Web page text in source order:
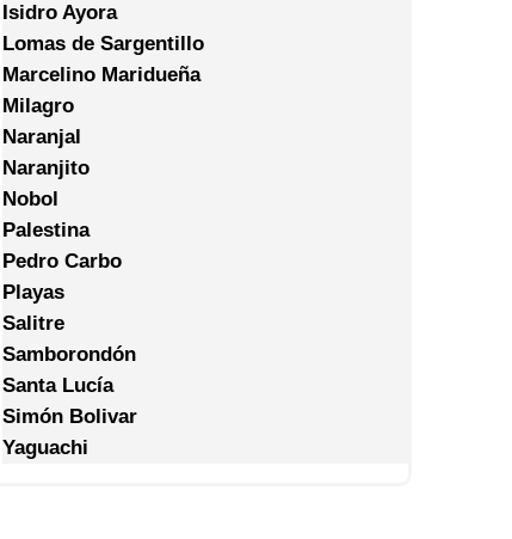
Isidro Ayora
Lomas de Sargentillo
Marcelino Maridueña
Milagro
Naranjal
Naranjito
Nobol
Palestina
Pedro Carbo
Playas
Salitre
Samborondón
Santa Lucía
Simón Bolivar
Yaguachi